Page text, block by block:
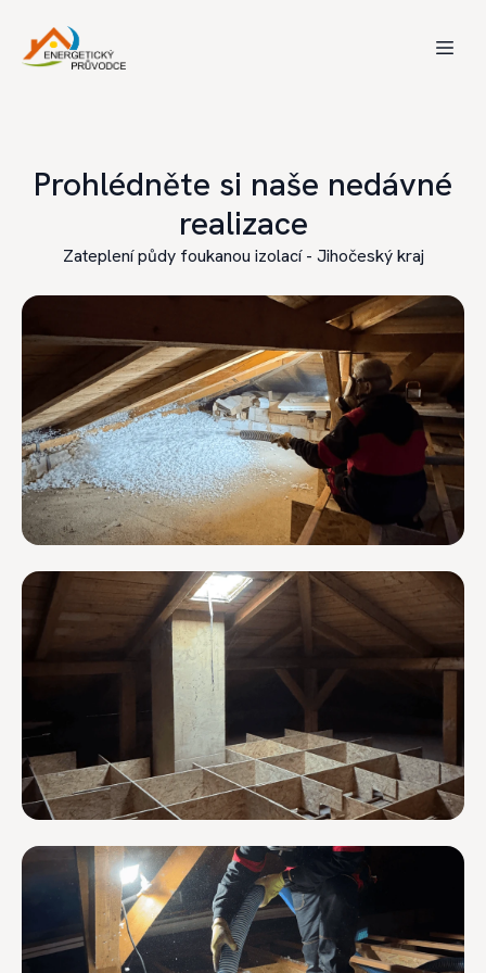
Prohlédněte si naše nedávné
realizace
Zateplení půdy foukanou izolací - Jihočeský kraj